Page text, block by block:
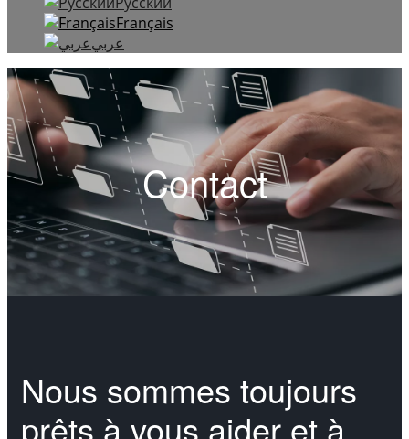
Français
عربي
Contact
Nous sommes toujours
prêts à vous aider et à